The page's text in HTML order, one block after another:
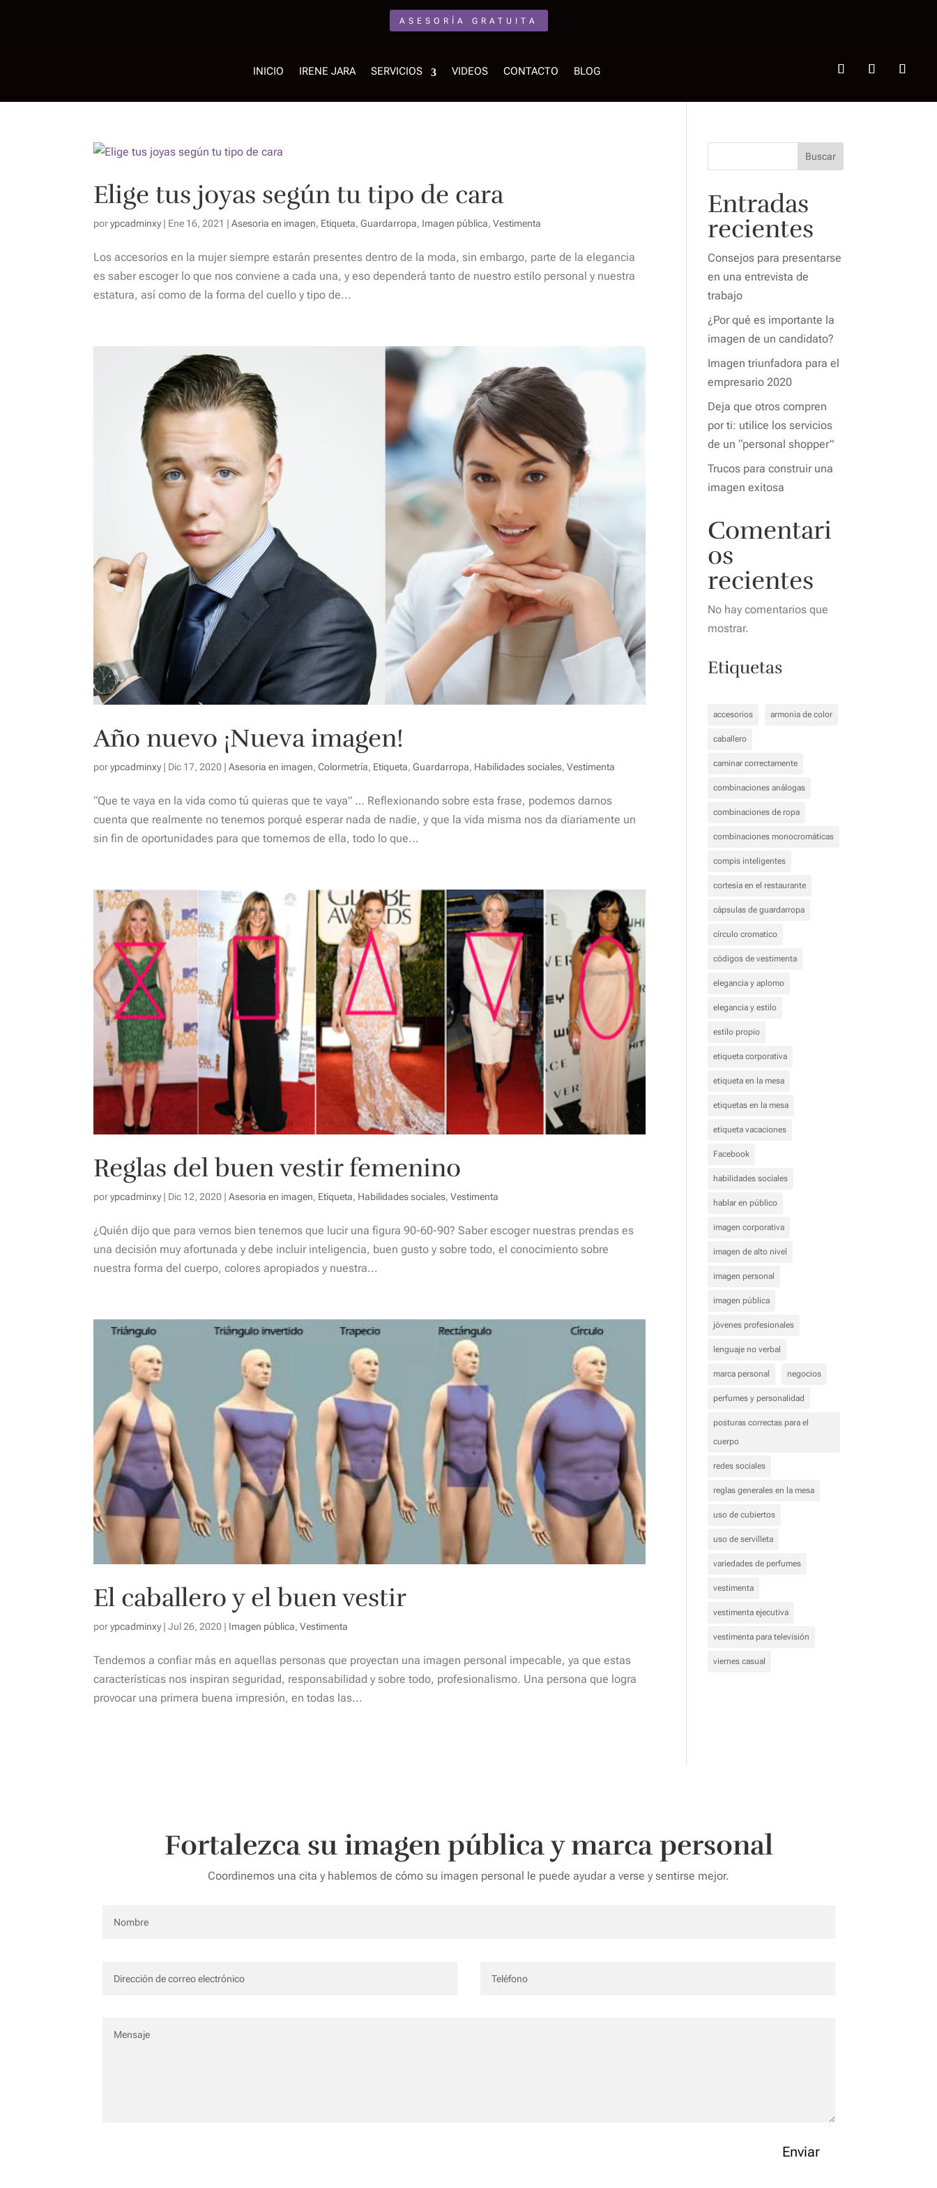
ASESORÍA GRATUITA
INICIO IRENE JARA SERVICIOS VIDEOS CONTACTO BLOG
Elige tus joyas según tu tipo de cara
porypcadminxy| Ene 16, 2021 |Asesoria en imagen, Etiqueta,Guardarropa, Imagen pública,Vestimenta
Los accesorios en la mujer siempre estarán presentes dentro de la moda, sin embargo, parte de la elegancia
es saber escoger lo que nos conviene a cada una, y eso dependerá tanto de nuestro estilo personal y nuestra
estatura, así como de la forma del cuello y tipo de...
Año nuevo ¡Nueva imagen!
porypcadminxy| Dic 17, 2020 |Asesoria en imagen,Colormetría, Etiqueta,Guardarropa, Habilidades sociales,Vestimenta
“Que te vaya en la vida como tú quieras que te vaya” … Reflexionando sobre esta frase, podemos darnos
cuenta que realmente no tenemos porqué esperar nada de nadie, y que la vida misma nos da diariamente un
sin fin de oportunidades para que tomemos de ella, todo lo que...
Reglas del buen vestir femenino
porypcadminxy| Dic 12, 2020 |Asesoria en imagen, Etiqueta, Habilidades sociales,Vestimenta
¿Quién dijo que para vernos bien tenemos que lucir una figura 90-60-90? Saber escoger nuestras prendas es
una decisión muy afortunada y debe incluir inteligencia, buen gusto y sobre todo, el conocimiento sobre
nuestra forma del cuerpo, colores apropiados y nuestra...
El caballero y el buen vestir
porypcadminxy|Jul 26, 2020 | Imagen pública,Vestimenta
Tendemos a confiar más en aquellas personas que proyectan una imagen personal impecable, ya que estas
características nos inspiran seguridad, responsabilidad y sobre todo, profesionalismo. Una persona que logra
provocar una primera buena impresión, en todas las...
Buscar
Entradas
recientes
Consejos para presentarse
en una entrevista de
trabajo
¿Por qué es importante la
imagen de un candidato?
Imagen triunfadora para el
empresario 2020
Deja que otros compren
por ti: utilice los servicios
de un “personal shopper”
Trucos para construir una
imagen exitosa
Comentari
os
recientes
No hay comentarios que
mostrar.
Etiquetas
accesorios armonia de color
caballero
caminar correctamente
combinaciones análogas
combinaciones de ropa
combinaciones monocromáticas
compis inteligentes
cortesía en el restaurante
cápsulas de guardarropa
círculo cromatico
códigos de vestimenta
elegancia y aplomo
elegancia y estilo
estilo propio
etiqueta corporativa
etiqueta en la mesa
etiquetas en la mesa
etiqueta vacaciones
Facebook
habilidades sociales
hablar en público
imagen corporativa
imagen de alto nivel
imagen personal
imagen pública
jóvenes profesionales
lenguaje no verbal
marca personal negocios
perfumes y personalidad
posturas correctas para el
cuerpo
redes sociales
reglas generales en la mesa
uso de cubiertos
uso de servilleta
variedades de perfumes
vestimenta
vestimenta ejecutiva
vestimenta para televisión
viernes casual
Fortalezca su imagen pública y marca personal
Coordinemos una cita y hablemos de cómo su imagen personal le puede ayudar a verse y sentirse mejor.
Enviar